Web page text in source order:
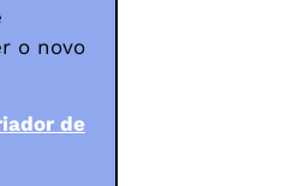
o novo
de